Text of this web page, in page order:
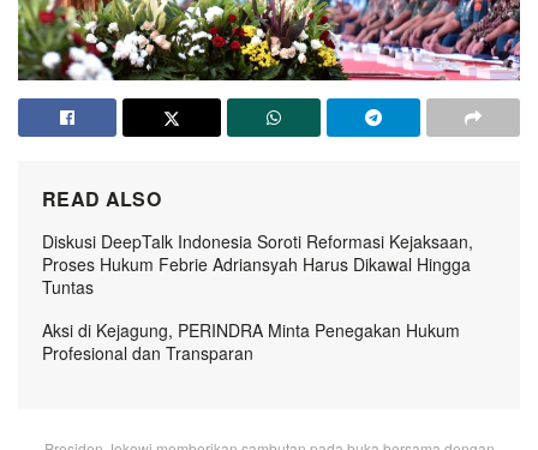
READ ALSO
Diskusi DeepTalk Indonesia Soroti Reformasi Kejaksaan,
Proses Hukum Febrie Adriansyah Harus Dikawal Hingga
Tuntas
Aksi di Kejagung, PERINDRA Minta Penegakan Hukum
Profesional dan Transparan